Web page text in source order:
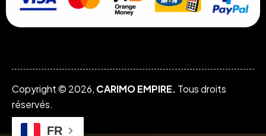
Copyright © 2026, CARIMO EMPIRE. Tous droits
réservés.
FR